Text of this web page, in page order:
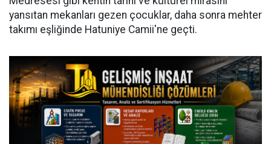
yansıtan mekanları gezen çocuklar, daha sonra mehter
takımı eşliğinde Hatuniye Camii'ne geçti.